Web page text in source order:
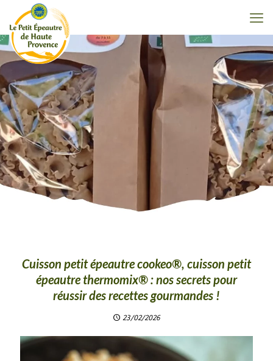
Cuisson petit épeautre cookeo®, cuisson petit
épeautre thermomix® : nos secrets pour
réussir des recettes gourmandes !
23/02/2026